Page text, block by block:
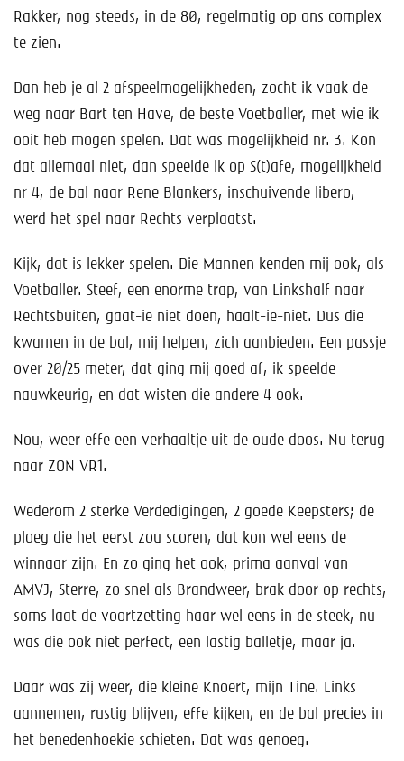
Rakker, nog steeds, in de 80, regelmatig op ons complex
te zien.
Dan heb je al 2 afspeelmogelijkheden, zocht ik vaak de
weg naar Bart ten Have, de beste Voetballer, met wie ik
ooit heb mogen spelen. Dat was mogelijkheid nr. 3. Kon
dat allemaal niet, dan speelde ik op S(t)afe, mogelijkheid
nr 4, de bal naar Rene Blankers, inschuivende libero,
werd het spel naar Rechts verplaatst.
Kijk, dat is lekker spelen. Die Mannen kenden mij ook, als
Voetballer. Steef, een enorme trap, van Linkshalf naar
Rechtsbuiten, gaat-ie niet doen, haalt-ie-niet. Dus die
kwamen in de bal, mij helpen, zich aanbieden. Een passje
over 20/25 meter, dat ging mij goed af, ik speelde
nauwkeurig, en dat wisten die andere 4 ook.
Nou, weer effe een verhaaltje uit de oude doos. Nu terug
naar ZON VR1.
Wederom 2 sterke Verdedigingen, 2 goede Keepsters; de
ploeg die het eerst zou scoren, dat kon wel eens de
winnaar zijn. En zo ging het ook, prima aanval van
AMVJ, Sterre, zo snel als Brandweer, brak door op rechts,
soms laat de voortzetting haar wel eens in de steek, nu
was die ook niet perfect, een lastig balletje, maar ja.
Daar was zij weer, die kleine Knoert, mijn Tine. Links
aannemen, rustig blijven, effe kijken, en de bal precies in
het benedenhoekie schieten. Dat was genoeg.